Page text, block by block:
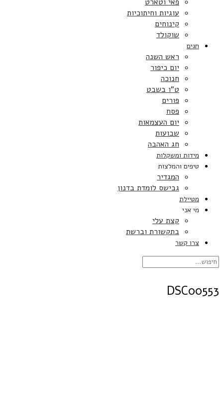
עוגיות וחיתוכיות
קינוחים
שוקולד
חגים
ראש השנה
יום כיפור
חנוכה
ט”ו בשבט
פורים
פסח
יום העצמאות
שבועות
חג האהבה
מידות ומשקלות
טיפים והמלצות
המגדיר
גבישס לומדת בדנון
מטיילת
מי אני
קצת עלי
בתקשורת וברשת
צרו קשר
DSC00553